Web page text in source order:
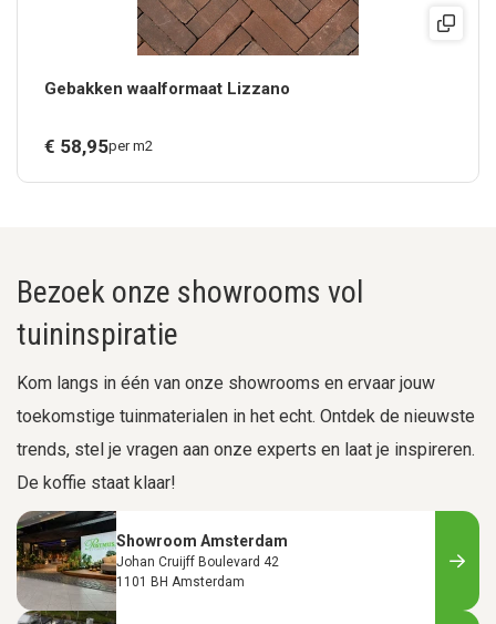
Gebakken waalformaat Lizzano
€ 58,95per m2
Bezoek onze showrooms vol
tuininspiratie
Kom langs in één van onze showrooms en ervaar jouw
toekomstige tuinmaterialen in het echt. Ontdek de nieuwste
trends, stel je vragen aan onze experts en laat je inspireren.
De koffie staat klaar!
Showroom Amsterdam
Johan Cruijff Boulevard 42
1101 BH Amsterdam